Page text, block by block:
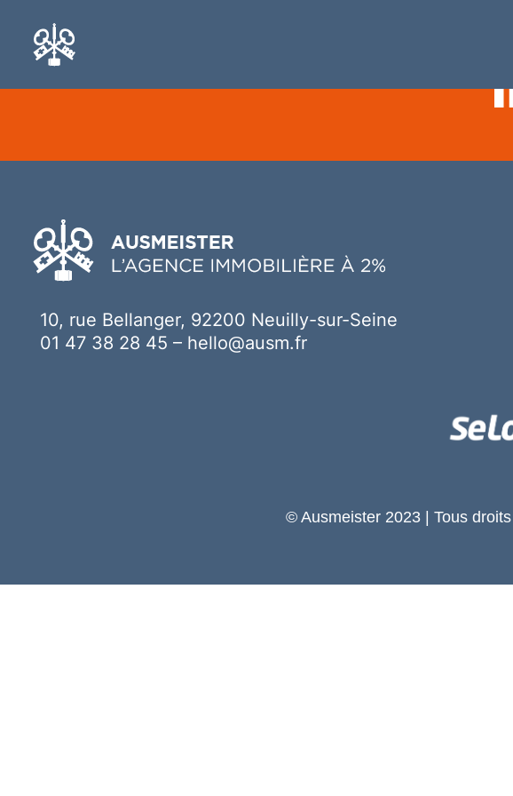
10, rue Bellanger, 92200 Neuilly-sur-Seine
01 47 38 28 45 – hello@ausm.fr
© Ausmeister 2023 | Tous